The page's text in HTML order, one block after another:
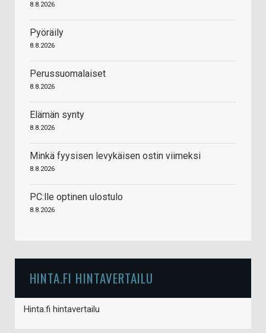
8.8.2026
Pyöräily
8.8.2026
Perussuomalaiset
8.8.2026
Elämän synty
8.8.2026
Minkä fyysisen levykäisen ostin viimeksi
8.8.2026
PC:lle optinen ulostulo
8.8.2026
HINTA.FI HINTAVERTAILU
Hinta.fi hintavertailu